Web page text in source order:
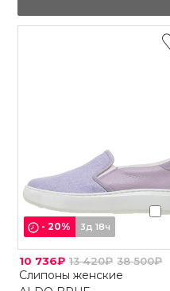
-20% 3д 18ч
10 736₽ 13 420₽ 38 500₽
Слипоны женские